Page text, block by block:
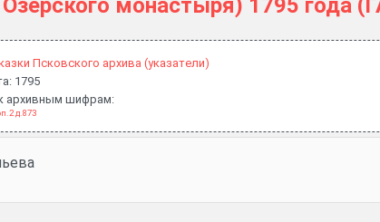
монастыря) 1795 года
Псковского архива (указатели)
1795
архивным шифрам:
д.873